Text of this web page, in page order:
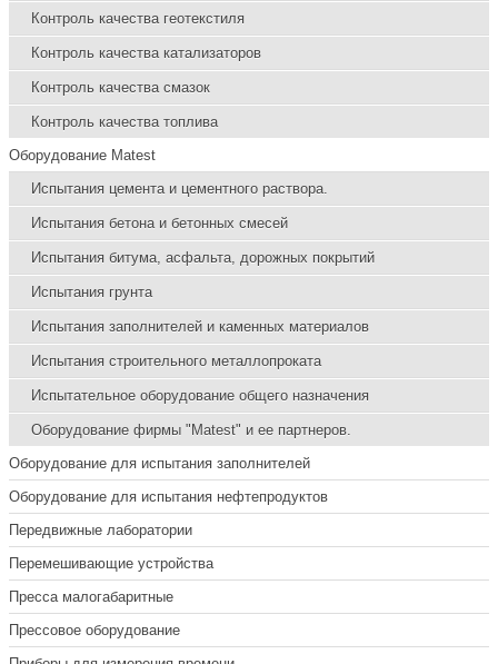
Контроль качества геотекстиля
Контроль качества катализаторов
Контроль качества смазок
Контроль качества топлива
Оборудование Matest
Испытания цемента и цементного раствора.
Испытания бетона и бетонных смесей
Испытания битума, асфальта, дорожных покрытий
Испытания грунта
Испытания заполнителей и каменных материалов
Испытания строительного металлопроката
Испытательное оборудование общего назначения
Оборудование фирмы "Matest" и ее партнеров.
Оборудование для испытания заполнителей
Оборудование для испытания нефтепродуктов
Передвижные лаборатории
Перемешивающие устройства
Пресса малогабаритные
Прессовое оборудование